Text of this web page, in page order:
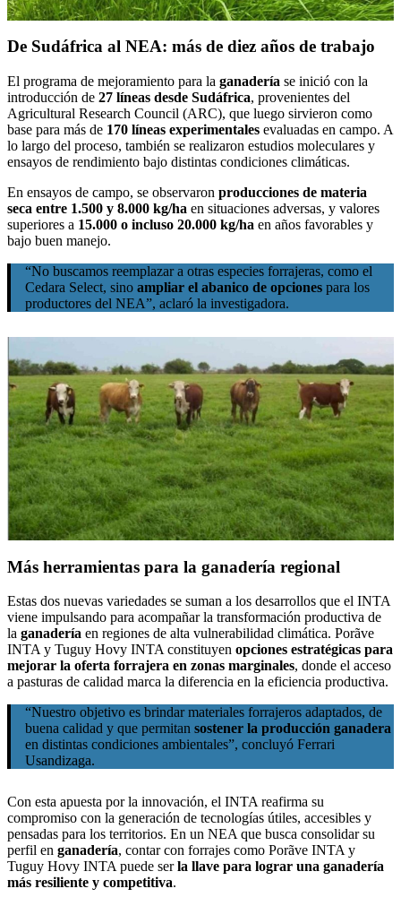
De Sudáfrica al NEA: más de diez años de trabajo
El programa de mejoramiento para la ganadería se inició con la
introducción de 27 líneas desde Sudáfrica, provenientes del
Agricultural Research Council (ARC), que luego sirvieron como
base para más de 170 líneas experimentales evaluadas en campo. A
lo largo del proceso, también se realizaron estudios moleculares y
ensayos de rendimiento bajo distintas condiciones climáticas.
En ensayos de campo, se observaron producciones de materia
seca entre 1.500 y 8.000 kg/ha en situaciones adversas, y valores
superiores a 15.000 o incluso 20.000 kg/ha en años favorables y
bajo buen manejo.
“No buscamos reemplazar a otras especies forrajeras, como el
Cedara Select, sino ampliar el abanico de opciones para los
productores del NEA”, aclaró la investigadora.
Más herramientas para la ganadería regional
Estas dos nuevas variedades se suman a los desarrollos que el INTA
viene impulsando para acompañar la transformación productiva de
la ganadería en regiones de alta vulnerabilidad climática. Porãve
INTA y Tuguy Hovy INTA constituyen opciones estratégicas para
mejorar la oferta forrajera en zonas marginales, donde el acceso
a pasturas de calidad marca la diferencia en la eficiencia productiva.
“Nuestro objetivo es brindar materiales forrajeros adaptados, de
buena calidad y que permitan sostener la producción ganadera
en distintas condiciones ambientales”, concluyó Ferrari
Usandizaga.
Con esta apuesta por la innovación, el INTA reafirma su
compromiso con la generación de tecnologías útiles, accesibles y
pensadas para los territorios. En un NEA que busca consolidar su
perfil en ganadería, contar con forrajes como Porãve INTA y
Tuguy Hovy INTA puede serla llave para lograr una ganadería
más resiliente y competitiva.